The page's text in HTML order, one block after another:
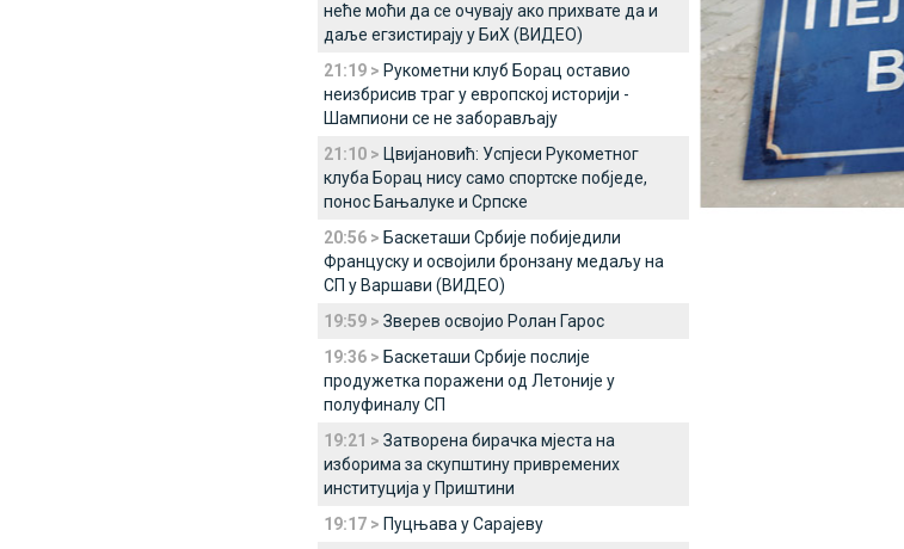
неће моћи да се очувају ако прихвате да и
даље егзистирају у БиХ (ВИДЕО)
21:19 > Рукометни клуб Борац оставио
неизбрисив траг у европској историји -
Шампиони се не заборављају
21:10 > Цвијановић: Успјеси Рукометног
клуба Борац нису само спортске побједе,
понос Бањалуке и Српске
20:56 > Баскеташи Србије побиједили
Француску и освојили бронзану медаљу на
СП у Варшави (ВИДЕО)
19:59 > Зверев освојио Ролан Гарос
19:36 > Баскеташи Србије послије
продужетка поражени од Летоније у
полуфиналу СП
19:21 > Затворена бирачка мјеста на
изборима за скупштину привремених
институција у Приштини
19:17 > Пуцњава у Сарајеву